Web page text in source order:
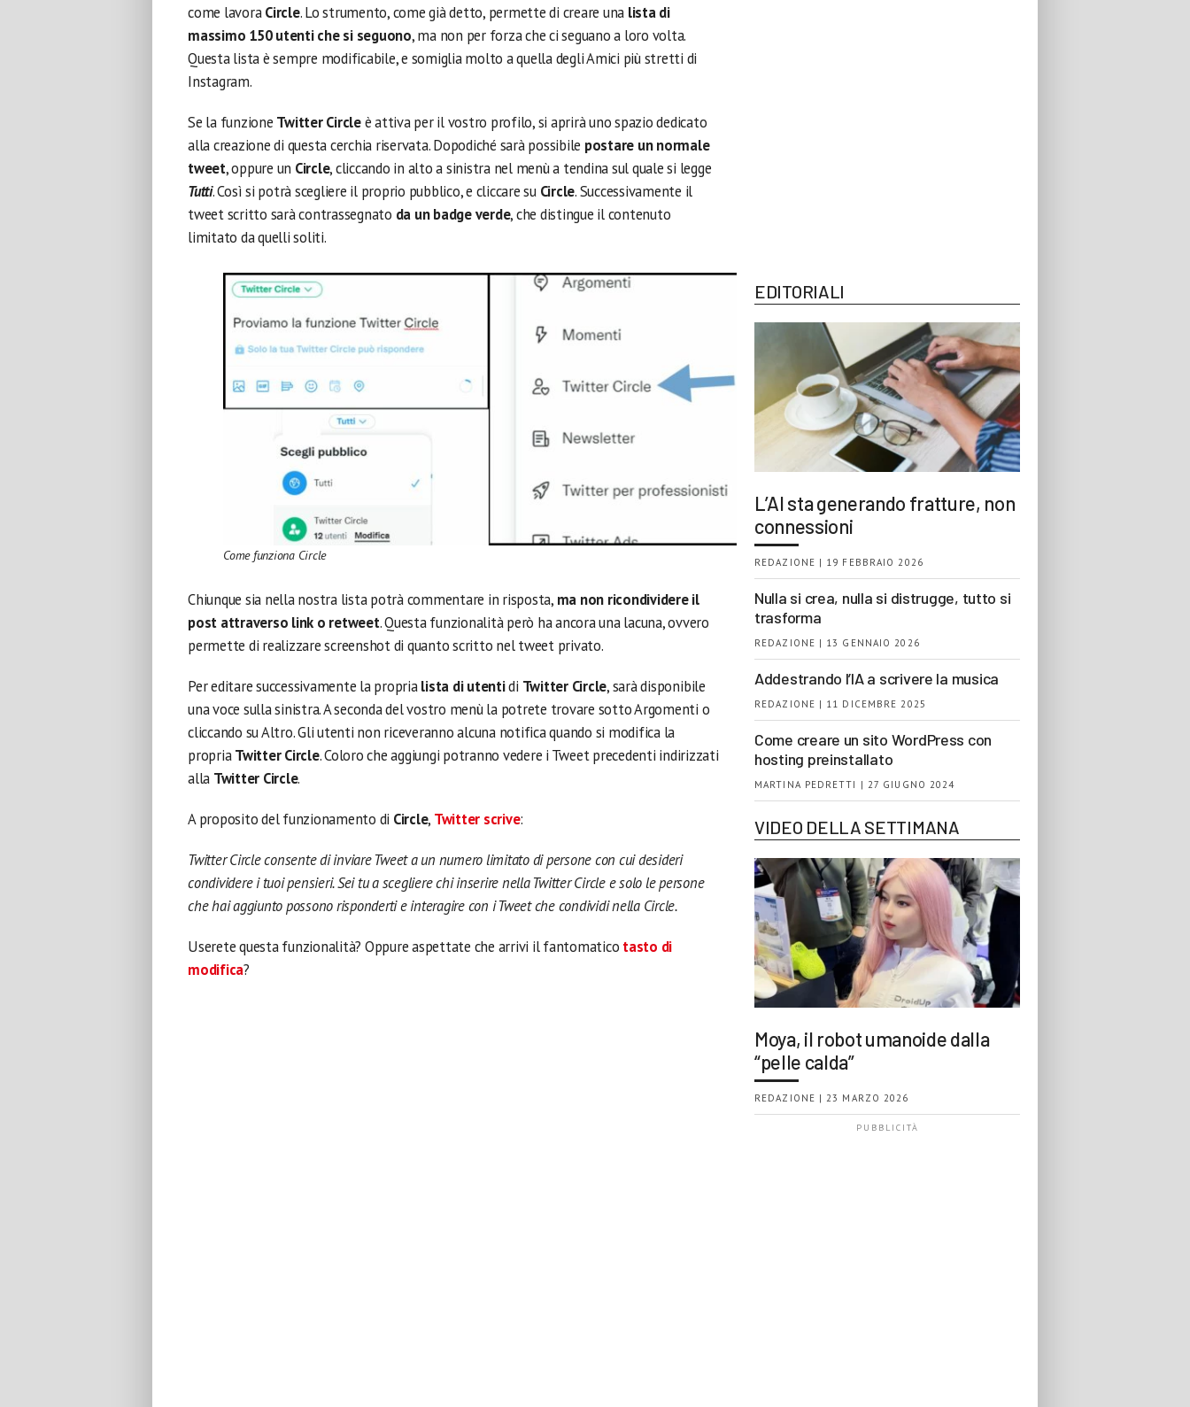
come lavoraCircle. Lo strumento, come già detto, permette di creare una lista di
massimo 150 utenti che si seguono, ma non per forza che ci seguano a loro volta.
Questa lista è sempre modificabile, e somiglia molto a quella degli Amici più stretti di
Instagram.
Se la funzione Twitter Circleè attiva per il vostro profilo, si aprirà uno spazio dedicato
alla creazione di questa cerchia riservata. Dopodiché sarà possibile postare un normale
tweet, oppure un Circle, cliccando in alto a sinistra nel menù a tendina sul quale si legge
Tutti. Così si potrà scegliere il proprio pubblico, e cliccare su Circle. Successivamente il
tweet scritto sarà contrassegnato da un badge verde, che distingue il contenuto
limitato da quelli soliti.
Come funziona Circle
Chiunque sia nella nostra lista potrà commentare in risposta, ma non ricondividere il
post attraverso link o retweet. Questa funzionalità però ha ancora una lacuna, ovvero
permette di realizzare screenshot di quanto scritto nel tweet privato.
Per editare successivamente la proprialista di utentidi Twitter Circle, sarà disponibile
una voce sulla sinistra. A seconda del vostro menù la potrete trovare sotto Argomenti o
cliccando su Altro. Gli utenti non riceveranno alcuna notifica quando si modifica la
propriaTwitter Circle. Coloro che aggiungi potranno vedere i Tweet precedenti indirizzati
alla Twitter Circle.
A proposito del funzionamento di Circle, Twitter scrive:
Twitter Circle consente di inviare Tweet a un numero limitato di persone con cui desideri
condividere i tuoi pensieri. Sei tu a scegliere chi inserire nella Twitter Circle e solo le persone
che hai aggiunto possono risponderti e interagire con i Tweet che condividi nella Circle.
Userete questa funzionalità? Oppure aspettate che arrivi il fantomatico tasto di
modifica?
EDITORIALI
L’AI sta generando fratture, non
connessioni
REDAZIONE | 19 FEBBRAIO 2026
Nulla si crea, nulla si distrugge, tutto si
trasforma
REDAZIONE | 13 GENNAIO 2026
Addestrando l’IA a scrivere la musica
REDAZIONE | 11 DICEMBRE 2025
Come creare un sito WordPress con
hosting preinstallato
MARTINA PEDRETTI | 27 GIUGNO 2024
VIDEO DELLA SETTIMANA
Moya, il robot umanoide dalla
“pelle calda”
REDAZIONE | 23 MARZO 2026